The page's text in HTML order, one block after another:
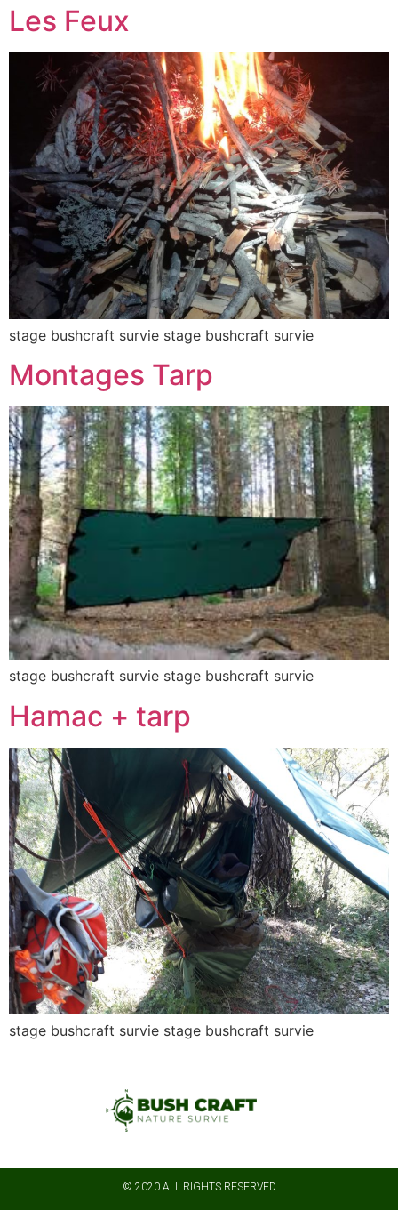
Les Feux
stage bushcraft survie stage bushcraft survie
Montages Tarp
stage bushcraft survie stage bushcraft survie
Hamac + tarp
stage bushcraft survie stage bushcraft survie
© 2020 ALL RIGHTS RESERVED​